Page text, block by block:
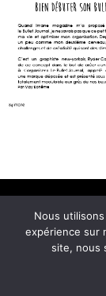
©
Nous
expérience sur
site, nous